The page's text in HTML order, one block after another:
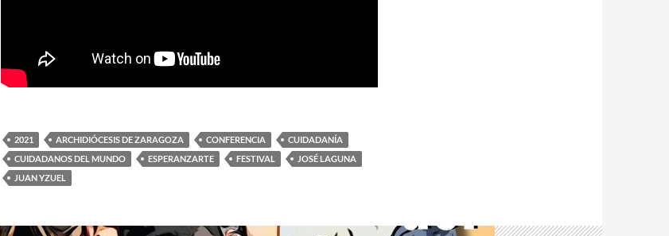
2021 ARCHIDIÓCESIS DE ZARAGOZA CONFERENCIA
CUIDADANÍA
CUIDADANOS DEL MUNDO
ESPERANZARTE FESTIVAL
JOSÉ LAGUNA
JUAN YZUEL